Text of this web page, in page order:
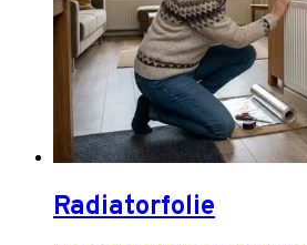
Radiatorfolie